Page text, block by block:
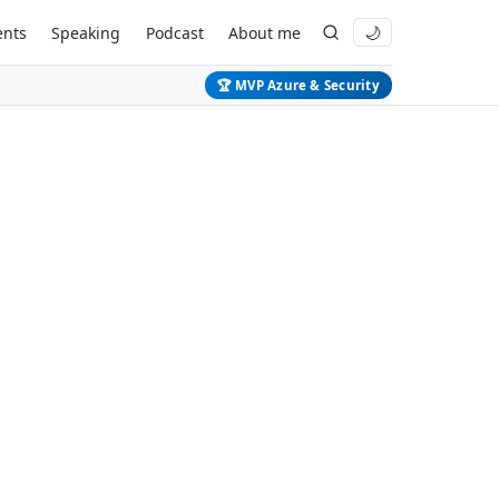
Speaking Podcast About me 🌙
🏆 MVP Azure & Security